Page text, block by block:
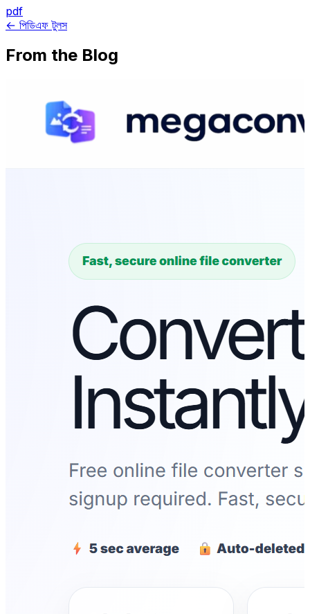
pdf
← পিডিএফ টুলস
From the Blog